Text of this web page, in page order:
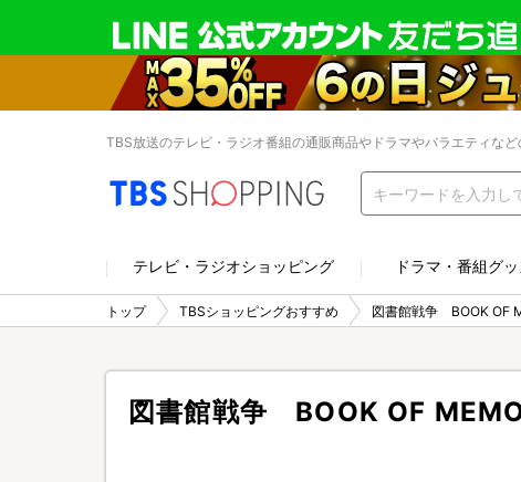
TBS放送のテレビ・ラジオ番組の通販商品やドラマやバラエティな
テレビ・ラジオショッピング ドラマ・番組グ
トップ TBSショッピングおすすめ 図書館戦争 BOOK OF
図書館戦争 BOOK OF